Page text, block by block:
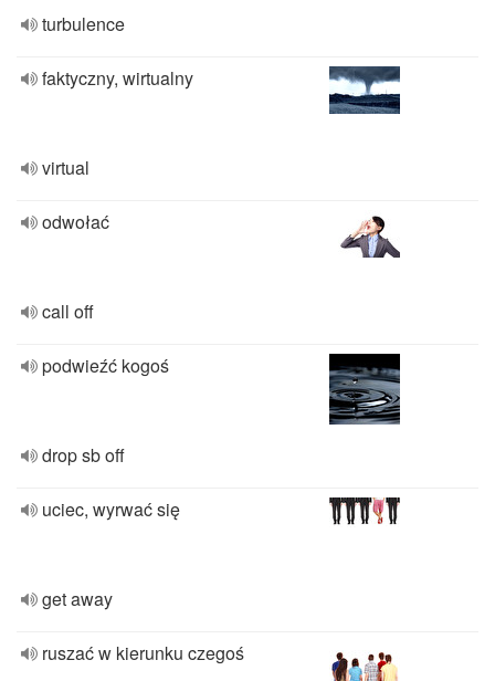
turbulence
faktyczny, wirtualny
virtual
odwołać
call off
podwieźć kogoś
drop sb off
uciec, wyrwać się
get away
ruszać w kierunku czegoś